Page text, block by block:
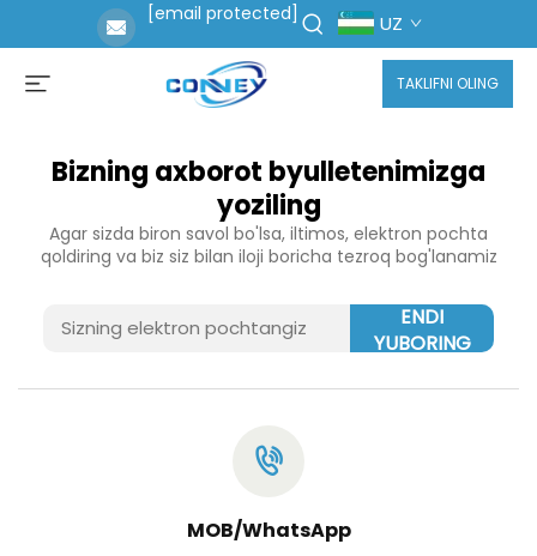
[email protected] UZ
TAKLIFNI OLING
Bizning axborot byulletenimizga
yoziling
Agar sizda biron savol bo'lsa, iltimos, elektron pochta
qoldiring va biz siz bilan iloji boricha tezroq bog'lanamiz
ENDI
YUBORING
MOB/WhatsApp